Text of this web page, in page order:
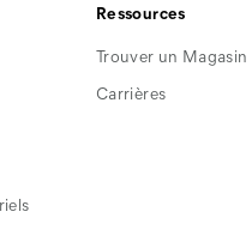
Ressources
Trouver un Magasin
Carrières